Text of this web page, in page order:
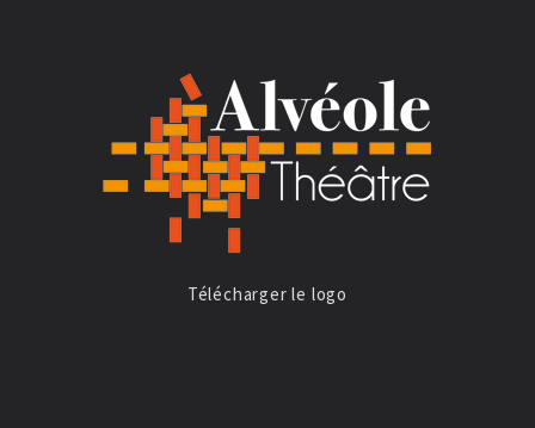
Télécharger le logo